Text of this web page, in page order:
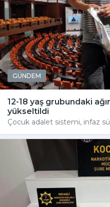
GÜNDEM
12-18 yaş grubundaki
yükseltildi
Çocuk adalet sistemi, infaz